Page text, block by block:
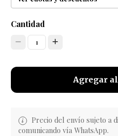
Cantidad
1
Agregar
Precio del envío sujeto a
comunicando vía WhatsApp.